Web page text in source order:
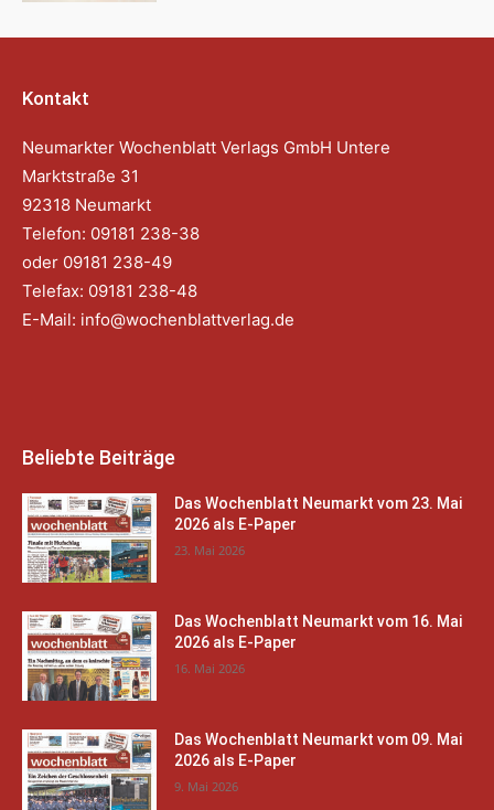
Kontakt
Neumarkter Wochenblatt Verlags GmbH Untere
Marktstraße 31
92318 Neumarkt
Telefon: 09181 238-38
oder 09181 238-49
Telefax: 09181 238-48
E-Mail: info@wochenblattverlag.de
Beliebte Beiträge
Das Wochenblatt Neumarkt vom 23. Mai
2026 als E-Paper
23. Mai 2026
Das Wochenblatt Neumarkt vom 16. Mai
2026 als E-Paper
16. Mai 2026
Das Wochenblatt Neumarkt vom 09. Mai
2026 als E-Paper
9. Mai 2026